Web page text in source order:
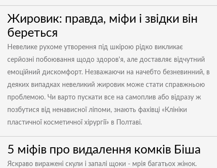
Жировик: правда, міфи і звідки він
береться
Невелике рухоме утворення під шкірою рідко викликає
серйозні побоювання щодо здоров'я, але доставляє відчутний
емоційний дискомфорт. Незважаючи на начебто безневинний, в
деяких випадках невеликий жировик може стати справжньою
проблемою. Чи варто пускати все на самоплив або відразу ж
позбутися від ненависної ліпоми, знають фахівці «Клініки
пластичної косметичної хірургії» в Полтаві.
5 міфів про видалення комків Біша
Яскраво виражені скули і запалі щоки - мрія багатьох жінок.